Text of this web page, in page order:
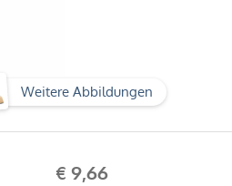
Weitere Abbildungen
€ 9,66